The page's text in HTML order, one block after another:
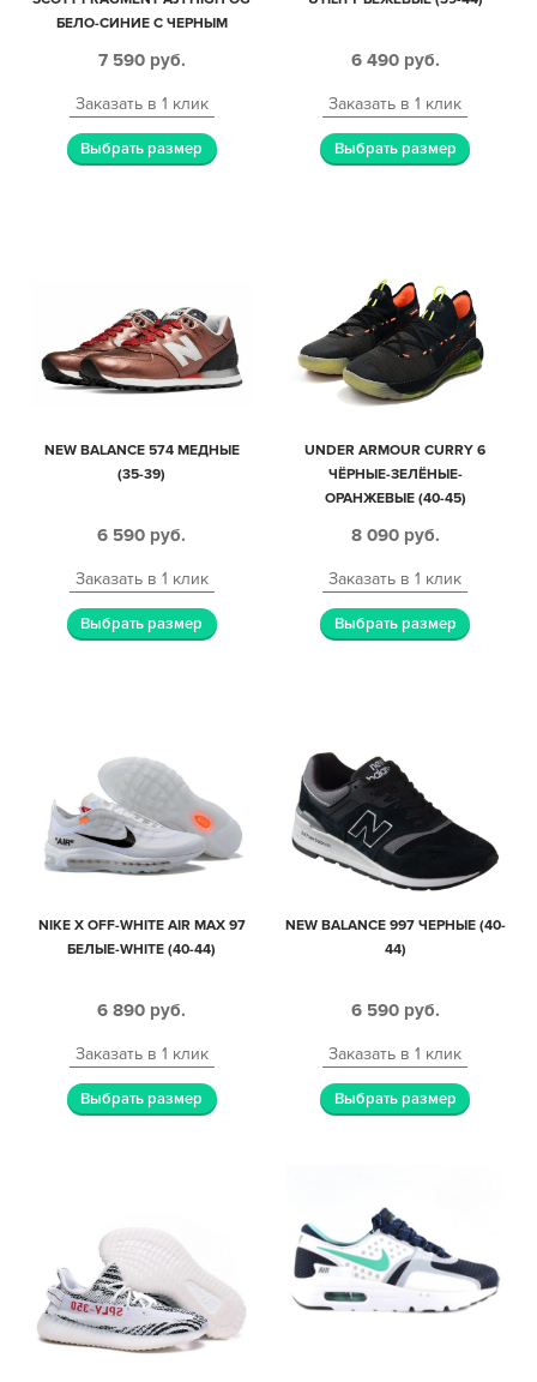
БЕЛО-СИНИЕ С ЧЕРНЫМ
7 590 руб.
Заказать в 1 клик
Выбрать размер
6 490 руб.
Заказать в 1 клик
Выбрать размер
NEW BALANCE 574 МЕДНЫЕ
(35-39)
6 590 руб.
Заказать в 1 клик
Выбрать размер
UNDER ARMOUR CURRY 6
ЧЁРНЫЕ-ЗЕЛЁНЫЕ-
ОРАНЖЕВЫЕ (40-45)
8 090 руб.
Заказать в 1 клик
Выбрать размер
NIKE X OFF-WHITE AIR MAX 97
БЕЛЫЕ-WHITE (40-44)
6 890 руб.
Заказать в 1 клик
Выбрать размер
NEW BALANCE 997 ЧЕРНЫЕ (40-
44)
6 590 руб.
Заказать в 1 клик
Выбрать размер